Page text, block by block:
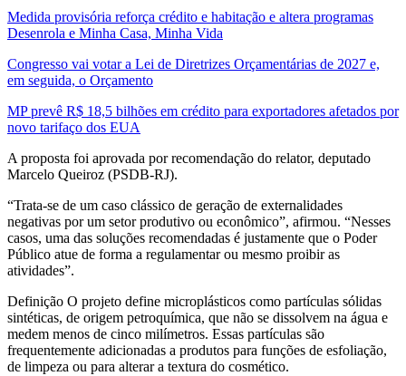
Medida provisória reforça crédito e habitação e altera programas
Desenrola e Minha Casa, Minha Vida
Congresso vai votar a Lei de Diretrizes Orçamentárias de 2027 e,
em seguida, o Orçamento
MP prevê R$ 18,5 bilhões em crédito para exportadores afetados por
novo tarifaço dos EUA
A proposta foi aprovada por recomendação do relator, deputado
Marcelo Queiroz (PSDB-RJ).
“Trata-se de um caso clássico de geração de externalidades
negativas por um setor produtivo ou econômico”, afirmou. “Nesses
casos, uma das soluções recomendadas é justamente que o Poder
Público atue de forma a regulamentar ou mesmo proibir as
atividades”.
Definição O projeto define microplásticos como partículas sólidas
sintéticas, de origem petroquímica, que não se dissolvem na água e
medem menos de cinco milímetros. Essas partículas são
frequentemente adicionadas a produtos para funções de esfoliação,
de limpeza ou para alterar a textura do cosmético.